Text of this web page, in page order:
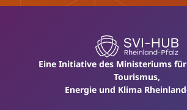
Eine Initiative des Ministeriums
Tourismus,
Energie und Klima